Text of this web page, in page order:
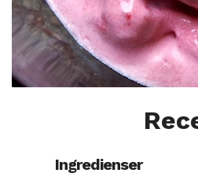
Ingredienser